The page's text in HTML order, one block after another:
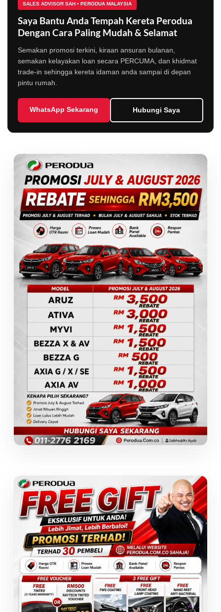
SALES ADVISOR SAH • PERODUA MALAYSIA
Saya Bantu Anda Tempah Kereta Perodua
Dengan Cara Paling Mudah & Selamat
Semakan promosi terkini, kiraan ansuran bulanan,
semakan kelayakan loan secara PERCUMA, dan khidmat
trade-in sehingga kereta idaman anda sampai di depan
pintu rumah.
WhatsApp Sekarang Hubungi Saya